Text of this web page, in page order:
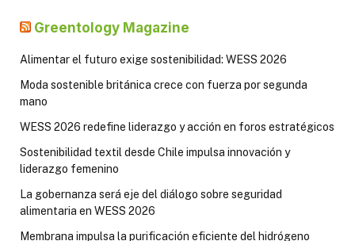
Greentology Magazine
Alimentar el futuro exige sostenibilidad: WESS 2026
Moda sostenible británica crece con fuerza por segunda
mano
WESS 2026 redefine liderazgo y acción en foros estratégicos
Sostenibilidad textil desde Chile impulsa innovación y
liderazgo femenino
La gobernanza será eje del diálogo sobre seguridad
alimentaria en WESS 2026
Membrana impulsa la purificación eficiente del hidrógeno